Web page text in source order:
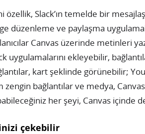
özellik, Slack’ın temelde bir
düzenleme ve paylaşma
Canvas üzerinde metinleri
uygulamalarını ekleyebilir,
kart şeklinde görünebilir;
zengin bağlantılar ve medya, Canvas
her şeyi, Canvas içinde
çekebilir